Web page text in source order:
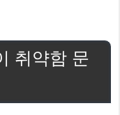
취약함 문